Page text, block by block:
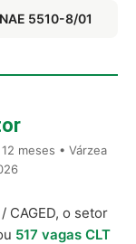
5510-8/01
meses • Várzea
CAGED, o setor
517 vagas CLT